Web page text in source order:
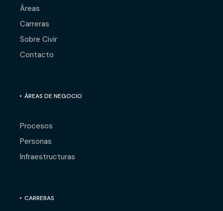
Áreas
Carreras
Sobre Civir
Contacto
ÁREAS DE NEGOCIO
Procesos
Personas
Infraestructuras
CARRERAS